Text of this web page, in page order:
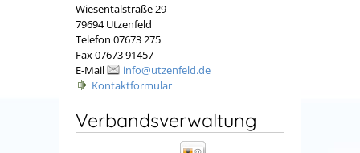
Wiesentalstraße 29
79694 Utzenfeld
Telefon 07673 275
Fax 07673 91457
E-Mail
info@utzenfeld.de
Kontaktformular
Verbandsverwaltung